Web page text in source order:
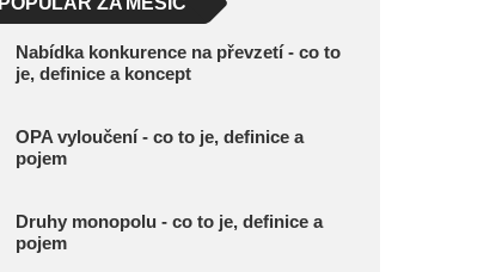
Nabídka konkurence na převzetí - co to
je, definice a koncept
OPA vyloučení - co to je, definice a
pojem
Druhy monopolu - co to je, definice a
pojem